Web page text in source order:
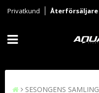
Privatkund Återförsäljare
SESONGENS SAMLING